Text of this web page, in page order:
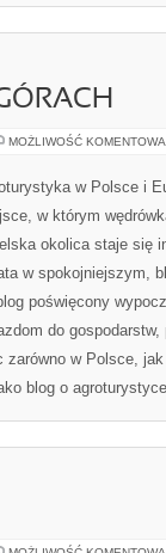
MOŻLIWOŚĆ
w Polsce i
w którym
okolica staje się
w spokojniejszym,
poświęcony
do
w Polsce,
blog o